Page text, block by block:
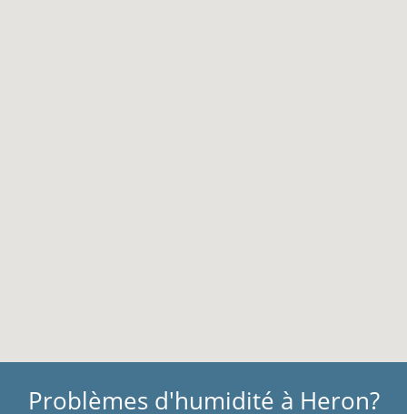
Problèmes d'humidité à Heron?